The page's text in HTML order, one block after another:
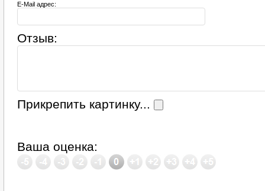
E-Mail адрес:
Отзыв:
Прикрепить картинку...
Ваша оценка: